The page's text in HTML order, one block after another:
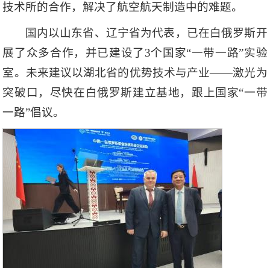
技术所的合作，解决了航空航天制造中的难题。
国内以山东省、辽宁省为代表，已在白俄罗斯开
展了众多合作，并已建设了3个国家“一带一路”实验
室。未来建议以湖北省的优势技术与产业——激光为
突破口，尽快在白俄罗斯建立基地，跟上国家“一带
一路”倡议。